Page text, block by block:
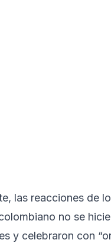
las reacciones de
no se
y celebraron con